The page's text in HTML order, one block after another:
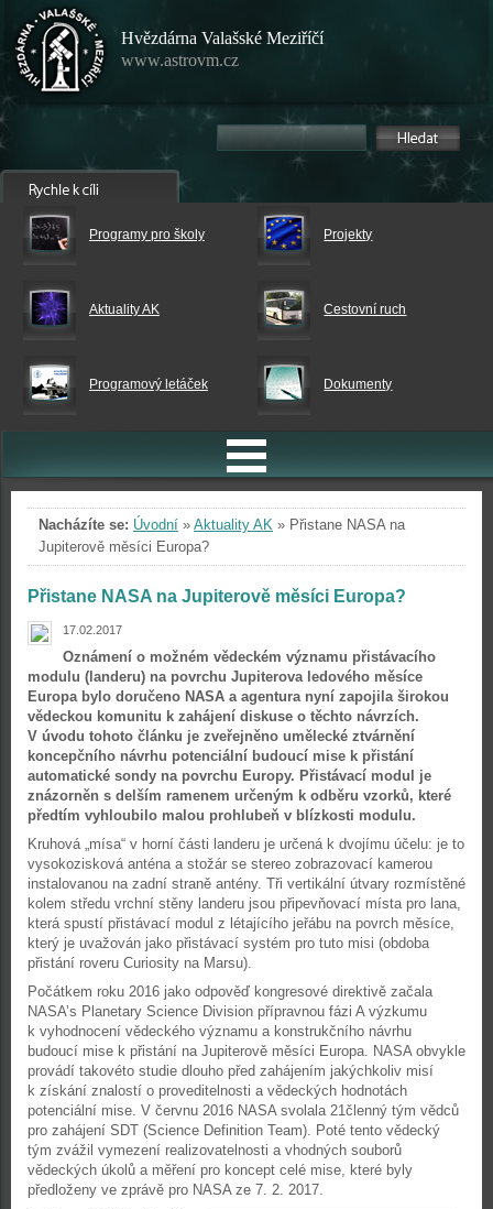
Hvězdárna Valašské Meziříčí
www.astrovm.cz
Programy pro školy Projekty
Aktuality AK Cestovní ruch
Programový letáček Dokumenty
Nacházíte se: Úvodní » Aktuality AK » Přistane NASA na
Jupiterově měsíci Europa?
Přistane NASA na Jupiterově měsíci Europa?
17.02.2017
Oznámení o možném vědeckém významu přistávacího
modulu (landeru) na povrchu Jupiterova ledového měsíce
Europa bylo doručeno NASA a agentura nyní zapojila širokou
vědeckou komunitu k zahájení diskuse o těchto návrzích.
V úvodu tohoto článku je zveřejněno umělecké ztvárnění
koncepčního návrhu potenciální budoucí mise k přistání
automatické sondy na povrchu Europy. Přistávací modul je
znázorněn s delším ramenem určeným k odběru vzorků, které
předtím vyhloubilo malou prohlubeň v blízkosti modulu.
Kruhová „mísa“ v horní části landeru je určená k dvojímu účelu: je to
vysokozisková anténa a stožár se stereo zobrazovací kamerou
instalovanou na zadní straně antény. Tři vertikální útvary rozmístěné
kolem středu vrchní stěny landeru jsou připevňovací místa pro lana,
která spustí přistávací modul z létajícího jeřábu na povrch měsíce,
který je uvažován jako přistávací systém pro tuto misi (obdoba
přistání roveru Curiosity na Marsu).
Počátkem roku 2016 jako odpověď kongresové direktivě začala
NASA’s Planetary Science Division přípravnou fázi A výzkumu
k vyhodnocení vědeckého významu a konstrukčního návrhu
budoucí mise k přistání na Jupiterově měsíci Europa. NASA obvykle
provádí takovéto studie dlouho před zahájením jakýchkoliv misí
k získání znalostí o proveditelnosti a vědeckých hodnotách
potenciální mise. V červnu 2016 NASA svolala 21členný tým vědců
pro zahájení SDT (Science Definition Team). Poté tento vědecký
tým zvážil vymezení realizovatelnosti a vhodných souborů
vědeckých úkolů a měření pro koncept celé mise, které byly
předloženy ve zprávě pro NASA ze 7. 2. 2017.